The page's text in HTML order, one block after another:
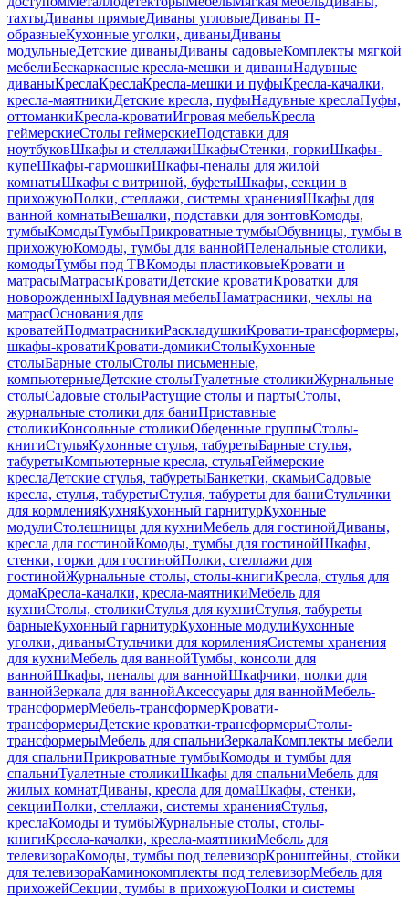
тахтыДиваны прямыеДиваны угловыеДиваны П-
образныеКухонные уголки, диваныДиваны
модульныеДетские диваныДиваны садовыеКомплекты мягкой
мебелиБескаркасные кресла-мешки и диваныНадувные
диваныКреслаКреслаКресла-мешки и пуфыКресла-качалки,
кресла-маятникиДетские кресла, пуфыНадувные креслаПуфы,
оттоманкиКресла-кроватиИгровая мебельКресла
геймерскиеСтолы геймерскиеПодставки для
ноутбуковШкафы и стеллажиШкафыСтенки, горкиШкафы-
купеШкафы-гармошкиШкафы-пеналы для жилой
комнатыШкафы с витриной, буфетыШкафы, секции в
прихожуюПолки, стеллажи, системы храненияШкафы для
ванной комнатыВешалки, подставки для зонтовКомоды,
тумбыКомодыТумбыПрикроватные тумбыОбувницы, тумбы в
прихожуюКомоды, тумбы для ваннойПеленальные столики,
комодыТумбы под ТВКомоды пластиковыеКровати и
матрасыМатрасыКроватиДетские кроватиКроватки для
новорожденныхНадувная мебельНаматрасники, чехлы на
матрасОснования для
кроватейПодматрасникиРаскладушкиКровати-трансформеры,
шкафы-кроватиКровати-домикиСтолыКухонные
столыБарные столыСтолы письменные,
компьютерныеДетские столыТуалетные столикиЖурнальные
столыСадовые столыРастущие столы и партыСтолы,
журнальные столики для баниПриставные
столикиКонсольные столикиОбеденные группыСтолы-
книгиСтульяКухонные стулья, табуретыБарные стулья,
табуретыКомпьютерные кресла, стульяГеймерские
креслаДетские стулья, табуретыБанкетки, скамьиСадовые
кресла, стулья, табуретыСтулья, табуреты для баниСтульчики
для кормленияКухняКухонный гарнитурКухонные
модулиСтолешницы для кухниМебель для гостинойДиваны,
кресла для гостинойКомоды, тумбы для гостинойШкафы,
стенки, горки для гостинойПолки, стеллажи для
гостинойЖурнальные столы, столы-книгиКресла, стулья для
домаКресла-качалки, кресла-маятникиМебель для
кухниСтолы, столикиСтулья для кухниСтулья, табуреты
барныеКухонный гарнитурКухонные модулиКухонные
уголки, диваныСтульчики для кормленияСистемы хранения
для кухниМебель для ваннойТумбы, консоли для
ваннойШкафы, пеналы для ваннойШкафчики, полки для
ваннойЗеркала для ваннойАксессуары для ваннойМебель-
трансформерМебель-трансформерКровати-
трансформерыДетские кроватки-трансформерыСтолы-
трансформерыМебель для спальниЗеркалаКомплекты мебели
для спальниПрикроватные тумбыКомоды и тумбы для
спальниТуалетные столикиШкафы для спальниМебель для
жилых комнатДиваны, кресла для домаШкафы, стенки,
секцииПолки, стеллажи, системы храненияСтулья,
креслаКомоды и тумбыЖурнальные столы, столы-
книгиКресла-качалки, кресла-маятникиМебель для
телевизораКомоды, тумбы под телевизорКронштейны, стойки
для телевизораКаминокомплекты под телевизорМебель для
прихожейСекции, тумбы в прихожуюПолки и системы